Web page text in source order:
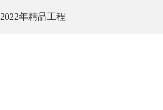
2022年精品工程